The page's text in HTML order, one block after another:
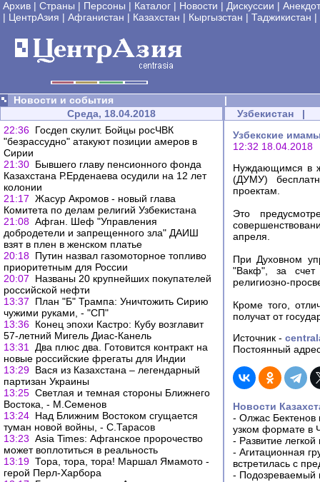
Архив | Страны | Персоны | Каталог | Новости | Дискуссии |
| ЦентрАзия | Афганистан | Казахстан | Кыргызстан | Таджикистан |
Новости и события
|
Среда, 18.04.2018
22:36 Госдеп скулит. Бойцы росЧВК
"безрассудно" атакуют позиции амеров в
Сирии
21:30 Бывшего главу пенсионного фонда
Казахстана Р.Ерденаева осудили на 12 лет
колонии
21:17 Жасур Акромов - новый глава
Комитета по делам религий Узбекистана
21:08 Афган. Шеф "Управления
добродетели и запрещенного зла" ДАИШ
взят в плен в женском платье
20:18 Путин назвал газомоторное топливо
приоритетным для России
20:07
Названы 20 крупнейших покупателей
российской нефти
13:37
План "Б" Трампа: Уничтожить Сирию
чужими руками, - "СП"
13:36 Конец эпохи Кастро: Кубу возглавит
57-летний Мигель Диас-Канель
13:31
Два плюс два. Готовится контракт на
новые российские фрегаты для Индии
13:29 Вася из Казахстана – легендарный
партизан Украины
13:25 Светлая и темная стороны Ближнего
Востока, - М.Семенов
13:24 Над Ближним Востоком сгущается
туман новой войны, - С.Тарасов
13:23 Asia Times: Афганское пророчество
может воплотиться в реальность
13:19 Тора, тора, тора! Маршал Ямамото -
герой Перл-Харбора
Узбекистан |
Узбекские
12:32 18.04.2018
Нуждающимся в
(ДУМУ)
проектам.
Это
апреля.
При Духовном
"Вакф", за счет
религиозно-
Кроме того,
получат от
Источник -
Постоянный
Новости
- Олжас Бектенов
узком формате в
- Развитие
- Агитационная
встретилась с
- Подозреваемый